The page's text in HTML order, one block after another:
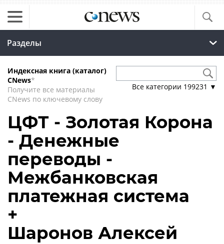
Разделы
Индексная книга (каталог)
CNews*
Получите все материалы
CNews по ключевому слову
Все категории 199231 ▼
ЦФТ - Золотая Корона
- Денежные
переводы -
Межбанковская
платежная система
+
Шаронов Алексей